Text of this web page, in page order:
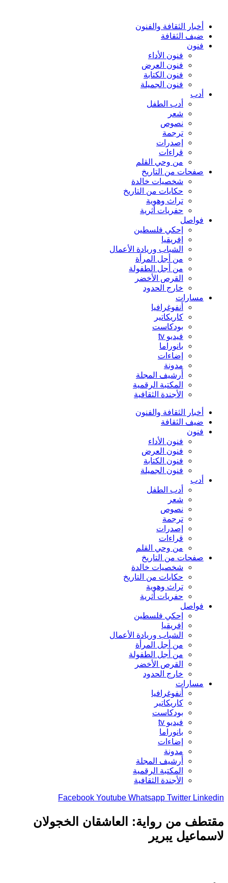
أخبار الثقافة والفنون
ضيف الثقافة
فنون
فنون الأداء
فنون العرض
فنون الكتابة
فنون الجميلة
أدب
أدب الطفل
شعر
نصوص
ترجمة
إصدرات
قراءات
من وحي القلم
صفحات من التاريخ
شخصيات خالدة
حكايات من التاريخ
تراث وهوية
حفريات أثرية
فواصل
إحكي فلسطين
إفريقيا
الشباب وريادة الأعمال
من أجل المرأة
من أجل الطفولة
القرص الأخضر
خارج الحدود
مسارات
أنفوغرافيا
كاريكاتير
بودكاست
فيديو tv
بانوراما
إضاءات
مدونة
أرشيف المجلة
المكتبة الرقمية
الأجندة الثقافية
أخبار الثقافة والفنون
ضيف الثقافة
فنون
فنون الأداء
فنون العرض
فنون الكتابة
فنون الجميلة
أدب
أدب الطفل
شعر
نصوص
ترجمة
إصدرات
قراءات
من وحي القلم
صفحات من التاريخ
شخصيات خالدة
حكايات من التاريخ
تراث وهوية
حفريات أثرية
فواصل
إحكي فلسطين
إفريقيا
الشباب وريادة الأعمال
من أجل المرأة
من أجل الطفولة
القرص الأخضر
خارج الحدود
مسارات
أنفوغرافيا
كاريكاتير
بودكاست
فيديو tv
بانوراما
إضاءات
مدونة
أرشيف المجلة
المكتبة الرقمية
الأجندة الثقافية
Facebook Youtube Whatsapp Twitter
من رواية: العاشقان الخجولان
يبرير